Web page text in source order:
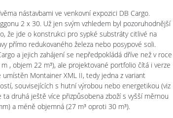
nástavbami ve venkovní expozici DB Cargo.
2 x 30. Už jen svým vzhledem byl pozoruhodnější
že jde o konstrukci pro sypké substráty citlivé na
přímo redukovaného železa nebo posypové soli.
a jejich zahájení se nepředpokládá dříve než v roce
, objem 22 m³), ale projektované portfolio čítá i verze
umístěn Montainer XML II, tedy jedna z variant
souvisejících s hutní výrobou nebo energetikou (viz
druhá ještě více přizpůsobena zboží s vyšší měrnou
a méně objemná (27 m³ oproti 30 m³).